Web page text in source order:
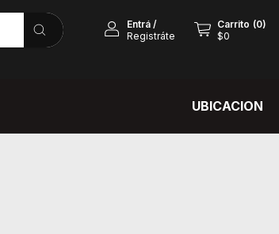
Entrá/
Registráte
Carrito (0)
$0
UBICACION